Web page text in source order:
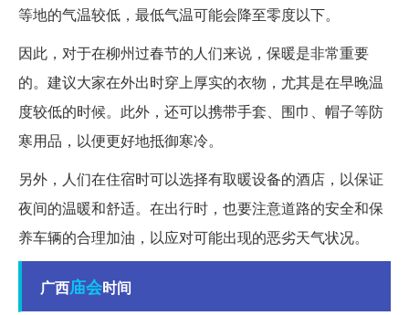
等地的气温较低，最低气温可能会降至零度以下。
因此，对于在柳州过春节的人们来说，保暖是非常重要
的。建议大家在外出时穿上厚实的衣物，尤其是在早晚温
度较低的时候。此外，还可以携带手套、围巾、帽子等防
寒用品，以便更好地抵御寒冷。
另外，人们在住宿时可以选择有取暖设备的酒店，以保证
夜间的温暖和舒适。在出行时，也要注意道路的安全和保
养车辆的合理加油，以应对可能出现的恶劣天气状况。
广西庙会时间